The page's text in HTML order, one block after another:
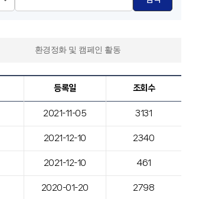
환경정화 및 캠페인 활동
등록일 조회수
2021-11-05 3131
2021-12-10 2340
2021-12-10 461
2020-01-20 2798